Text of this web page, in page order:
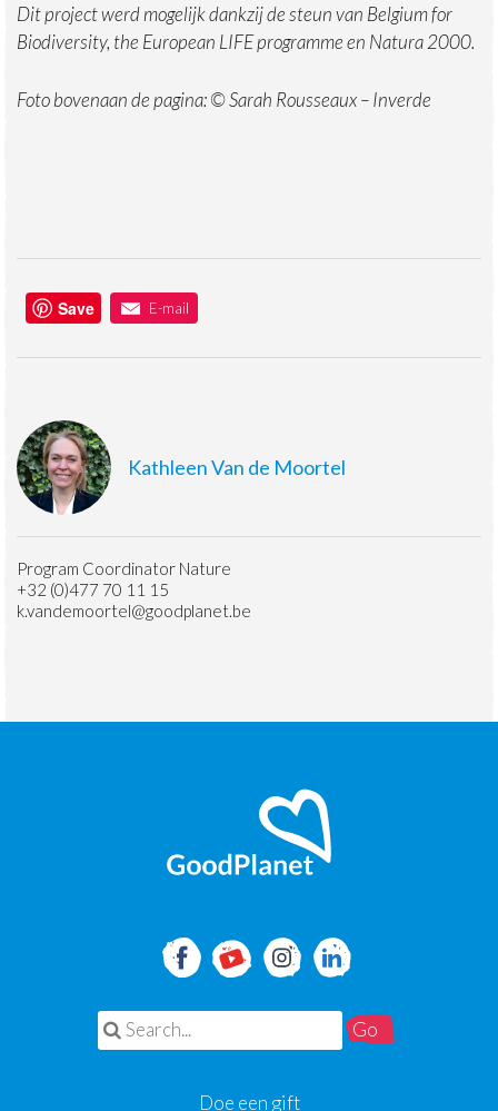
Kathleen Van de Moortel
Program Coordinator Nature
+32 (0)477 70 11 15
k.vandemoortel@goodplanet.be
Dit project werd mogelijk dankzij de steun van Belgium for
Biodiversity, the European LIFE programme en Natura 2000.
Foto bovenaan de pagina: © Sarah Rousseaux – Inverde
Save E-mail
Search for:
Doe een gift